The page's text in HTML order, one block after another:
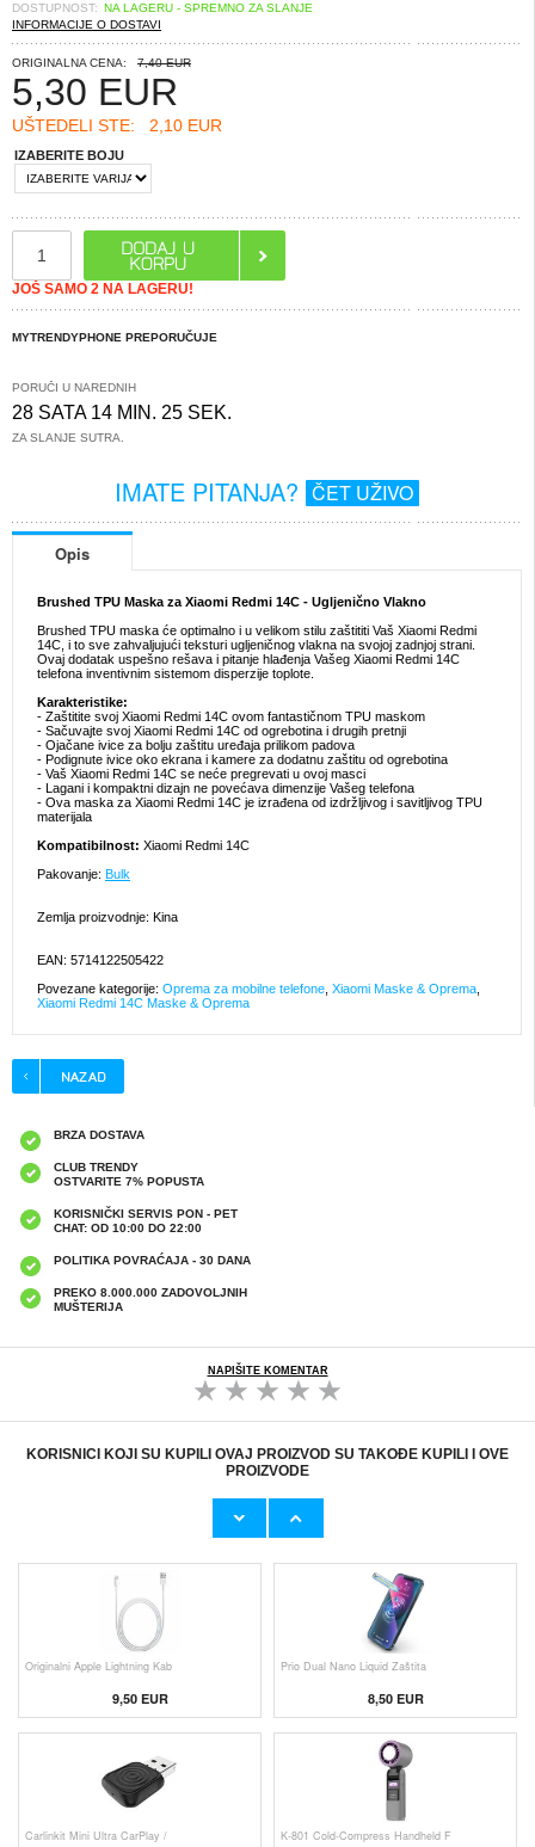
DOSTUPNOST: NA LAGERU - SPREMNO ZA SLANJE
INFORMACIJE O DOSTAVI
ORIGINALNA CENA: 7,40 EUR
5,30 EUR
UŠTEDELI STE: 2,10 EUR
IZABERITE BOJU
JOŠ SAMO 2 NA LAGERU!
MYTRENDYPHONE PREPORUČUJE
PORUČI U NAREDNIH
28 SATA 14 MIN. 24 SEK.
ZA SLANJE SUTRA.
IMATE PITANJA? ČET UŽIVO
Opis
Brushed TPU Maska za Xiaomi Redmi 14C - Ugljenično Vlakno
Brushed TPU maska će optimalno i u velikom stilu zaštititi Vaš Xiaomi Redmi
14C, i to sve zahvaljujući teksturi ugljeničnog vlakna na svojoj zadnjoj strani.
Ovaj dodatak uspešno rešava i pitanje hlađenja Vašeg Xiaomi Redmi 14C
telefona inventivnim sistemom disperzije toplote.
Karakteristike:
- Zaštitite svoj Xiaomi Redmi 14C ovom fantastičnom TPU maskom
- Sačuvajte svoj Xiaomi Redmi 14C od ogrebotina i drugih pretnji
- Ojačane ivice za bolju zaštitu uređaja prilikom padova
- Podignute ivice oko ekrana i kamere za dodatnu zaštitu od ogrebotina
- Vaš Xiaomi Redmi 14C se neće pregrevati u ovoj masci
- Lagani i kompaktni dizajn ne povećava dimenzije Vašeg telefona
- Ova maska za Xiaomi Redmi 14C je izrađena od izdržljivog i savitljivog TPU
materijala
Kompatibilnost: Xiaomi Redmi 14C
Pakovanje: Bulk
Zemlja proizvodnje: Kina
EAN: 5714122505422
Povezane kategorije: Oprema za mobilne telefone Xiaomi Maske & Oprema
Xiaomi Redmi 14C Maske & Oprema
BRZA DOSTAVA
CLUB TRENDY
OSTVARITE 7% POPUSTA
KORISNIČKI SERVIS PON - PET
CHAT: OD 10:00 DO 22:00
POLITIKA POVRAĆAJA - 30 DANA
PREKO 8.000.000 ZADOVOLJNIH
MUŠTERIJA
NAPIŠITE KOMENTAR
KORISNICI KOJI SU KUPILI OVAJ PROIZVOD SU TAKOĐE KUPILI I OVE
PROIZVODE
HHW 660W GaN 10-Port USB-C Cha
Originalni Apple Lightning Kab
9,50 EUR
Prio Dual Nano Liquid Zaštita
8,50 EUR
Carlinkit Mini Ultra CarPlay / K-801 Cold-Compress Handheld F